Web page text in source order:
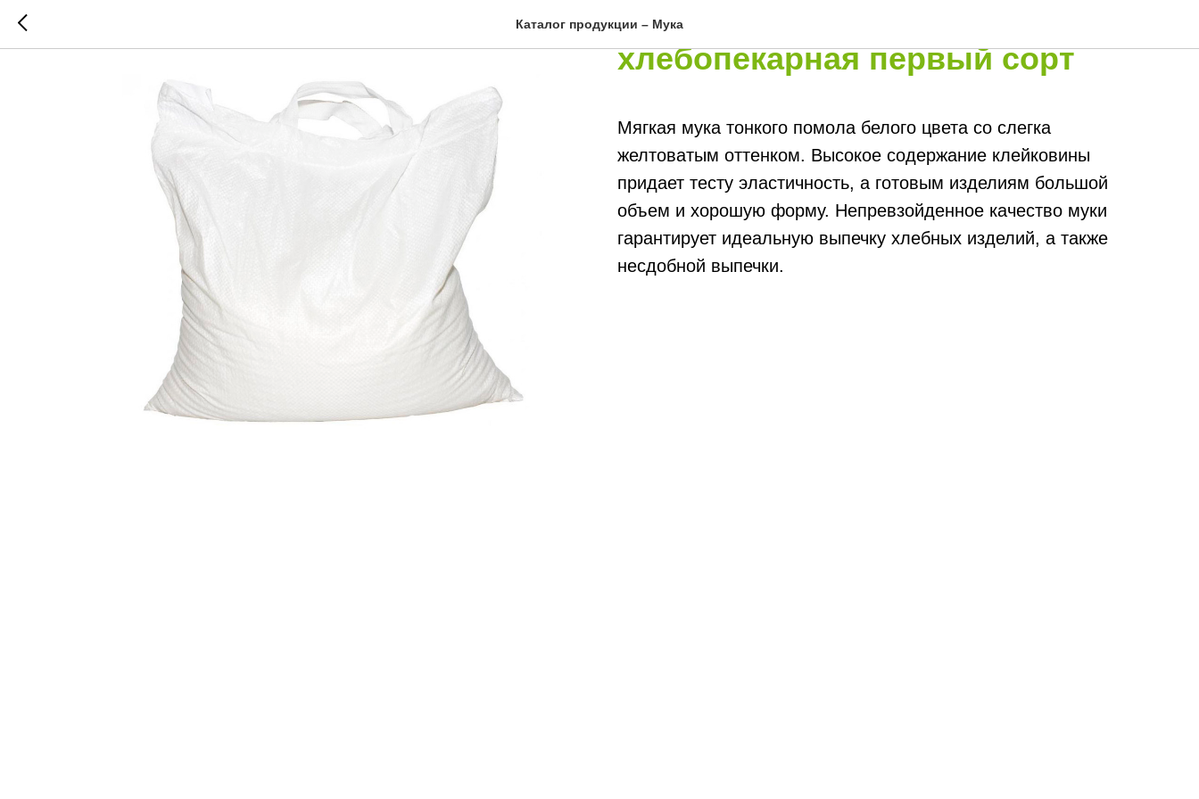
Каталог продукции – МукаМука пшеничная
хлебопекарная первый сорт
Мягкая мука тонкого помола белого цвета со слегка
желтоватым оттенком. Высокое содержание клейковины
придает тесту эластичность, а готовым изделиям большой
объем и хорошую форму. Непревзойденное качество муки
гарантирует идеальную выпечку хлебных изделий, а также
несдобной выпечки.